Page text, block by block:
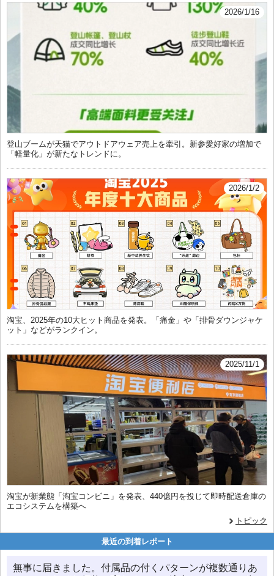
2026/1/16
登山ブームが天猫でアウトドアウェア売上を牽引。新参愛好家の増加で
「軽量化」が新たなトレンドに。
2026/1/2
淘宝、2025年の10大ヒット商品を発表。「痛金」や「排骨ダウンジャケ
ット」などがランクイン。
2025/11/1
淘宝が新業態「淘宝コンビニ」を発表、440億円を投じて即時配送倉庫の
エコシステムを構築へ
トピック
最近の到着レポート
無事に届きました。付属品の付くパターンが複数通りあ